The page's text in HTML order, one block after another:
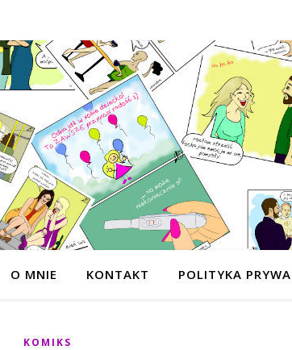
O MNIE KONTAKT POLITYKA
KOMIKS